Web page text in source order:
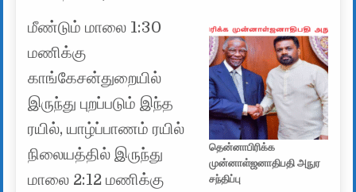
தென்னாபிரிக்க
முன்னாள்ஜனாதிபதி அநுர
சந்திப்பு
மீண்டும் மாலை 1:30
மணிக்கு
காங்கேசன்துறையில்
இருந்து புறப்படும் இந்த
ரயில், யாழ்ப்பாணம் ரயில்
நிலையத்தில் இருந்து
மாலை 2:12 மணிக்கு